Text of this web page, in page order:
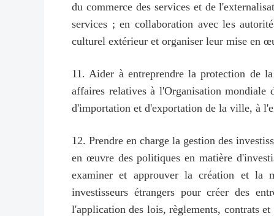
du commerce des services et de
services ; en collaboration avec les
culturel extérieur et organiser leur mise en
11. Aider à entreprendre la protection de
affaires relatives à l'Organisation mondiale
d'importation et d'exportation de la ville, à
12. Prendre en charge la gestion des
en œuvre des politiques en matière
examiner et approuver la création et la
investisseurs étrangers pour créer des
l'application des lois, règlements, contrats